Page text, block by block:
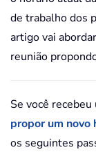
de trabalho dos
artigo vai
reunião
Se você
propor um novo
os seguintes